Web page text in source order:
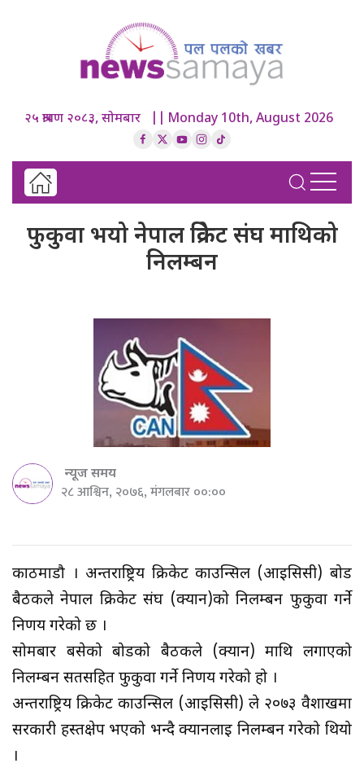
२५ श्रावण २०८३, सोमबार || Monday 10th, August 2026
फुकुवा भयो नेपाल क्रिकेट संघ माथिको
निलम्बन
न्यूज समय
२८ आश्विन, २०७६, मंगलबार ००:००
काठमाडौ । अन्तर्राष्ट्रिय क्रिकेट काउन्सिल (आइसिसी) बोर्ड
बैठकले नेपाल क्रिकेट संघ (क्यान)को निलम्बन फुकुवा गर्ने
निर्णय गरेको छ ।
सोमबार बसेको बोर्डको बैठकले (क्यान) माथि लगाएको
निलम्बन सर्तसहित फुकुवा गर्ने निर्णय गरेको हो ।
अन्तर्राष्ट्रिय क्रिकेट काउन्सिल (आइसिसी) ले २०७३ वैशाखमा
सरकारी हस्तक्षेप भएको भन्दै क्यानलाई निलम्बन गरेको थियो
।